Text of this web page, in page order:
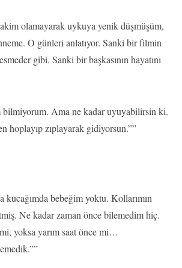
olamayarak uykuya yenik düşmüşüm,
O günleri anlatıyor. Sanki bir filmin
gibi. Sanki bir başkasının hayatını
bilmiyorum. Ama ne kadar uyuyabilirsin ki.
hoplayıp zıplayarak gidiyorsun.””
kucağımda bebeğim yoktu. Kollarımın
Ne kadar zaman önce bilemedim hiç.
yoksa yarım saat önce mi…